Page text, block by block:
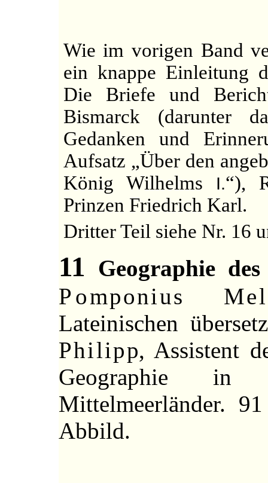
Wie im vorigen Band
ein knappe Einleitung
Die Briefe und
Bismarck (darunter
Gedanken und
Aufsatz „Über den
König Wilhelms
I.“),
Prinzen Friedrich Karl.
Dritter Teil siehe Nr. 16
11 Geographie
Pomponius
Lateinischen
Philipp, Assistent
Geographie
Mittelmeerländer.
Abbild.